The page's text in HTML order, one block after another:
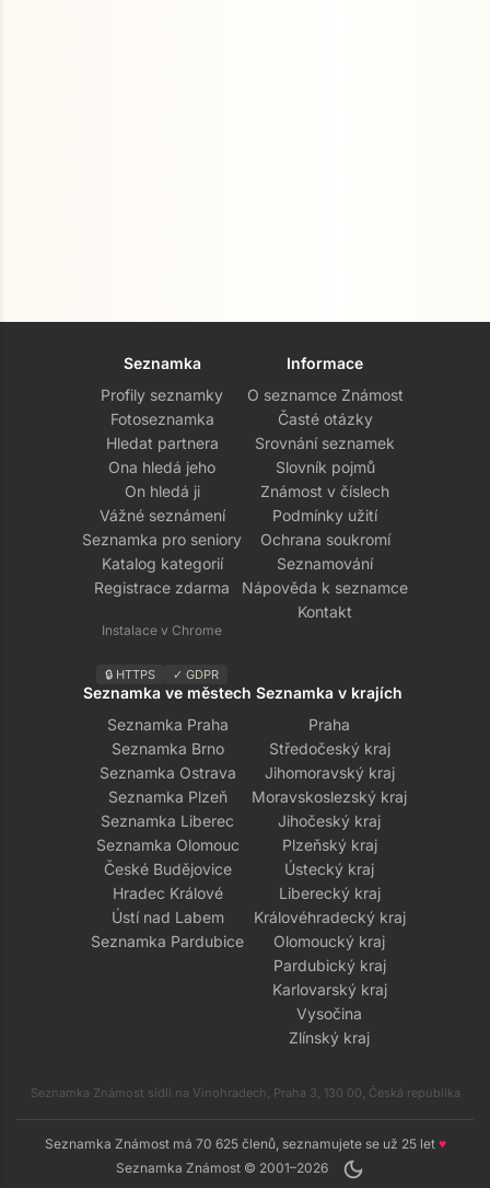
Seznamka
Profily seznamky
Fotoseznamka
Hledat partnera
Ona hledá jeho
On hledá ji
Vážné seznámení
Seznamka pro seniory
Katalog kategorií
Registrace zdarma
Instalace v Chrome
🔒 HTTPS ✓ GDPR
Informace
O seznamce Známost
Časté otázky
Srovnání seznamek
Slovník pojmů
Známost v číslech
Podmínky užití
Ochrana soukromí
Seznamování
Nápověda k seznamce
Kontakt
Seznamka ve městech
Seznamka Praha
Seznamka Brno
Seznamka Ostrava
Seznamka Plzeň
Seznamka Liberec
Seznamka Olomouc
České Budějovice
Hradec Králové
Ústí nad Labem
Seznamka Pardubice
Seznamka v krajích
Praha
Středočeský kraj
Jihomoravský kraj
Moravskoslezský kraj
Jihočeský kraj
Plzeňský kraj
Ústecký kraj
Liberecký kraj
Královéhradecký kraj
Olomoucký kraj
Pardubický kraj
Karlovarský kraj
Vysočina
Zlínský kraj
Seznamka Známost sídlí na Vinohradech, Praha 3, 130 00, Česká republika
Seznamka Známost má 70 625 členů, seznamujete se už 25 let ♥
Seznamka Známost © 2001–2026
dark_mode